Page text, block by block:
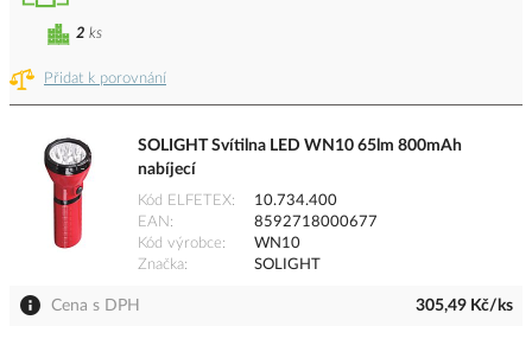
Přidat k porovnání
2 ks
SOLIGHT Svítilna LED WN10 65lm 800mAh
nabíjecí
Kód ELFETEX
10.734.400
EAN
8592718000677
Kód výrobce
WN10
Značka
SOLIGHT
Cena s DPH 305,49 Kč/ks